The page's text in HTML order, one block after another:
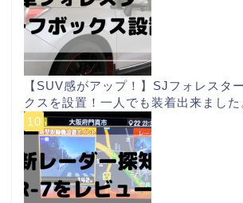
【SUV感がアップ！】SJフォレスタ
クスを設置！一人でも装着出来ました